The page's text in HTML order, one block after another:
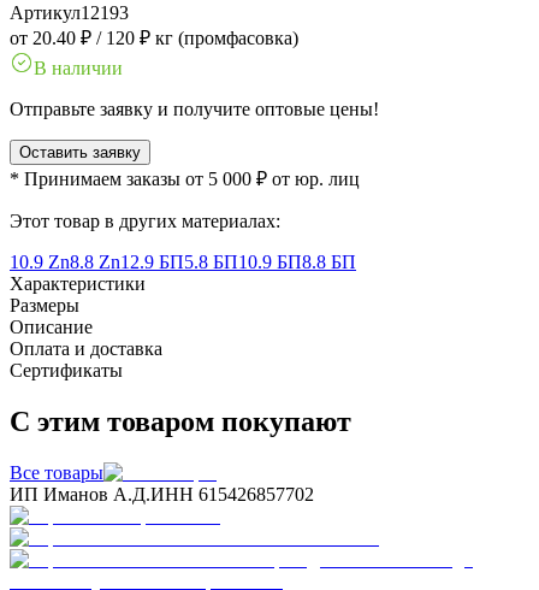
Артикул12193
от 20.40 ₽ / 120 ₽ кг (промфасовка)
В наличии
Отправьте заявку и получите оптовые цены!
Оставить заявку
* Принимаем заказы от 5 000 ₽ от юр. лиц
Этот товар в других материалах:
10.9 Zn8.8 Zn12.9 БП5.8 БП10.9 БП8.8 БП
Характеристики
Размеры
Описание
Оплата и доставка
Сертификаты
С этим товаром покупают
Все товары
ИП Иманов А.Д.ИНН 615426857702